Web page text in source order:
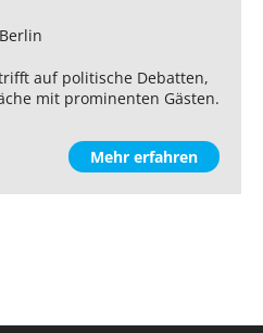
auf politische Debatten,
mit prominenten Gästen.
Mehr erfahren